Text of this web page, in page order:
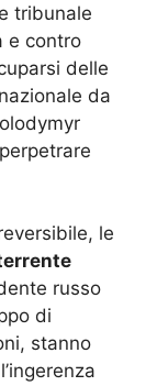
tribunale
e contro
delle
da
le
russo
di
stanno